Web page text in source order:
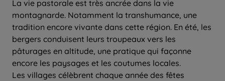
La vie pastorale est très ancrée dans la vie
montagnarde. Notamment la transhumance, une
tradition encore vivante dans cette région. En été, les
bergers conduisent leurs troupeaux vers les
pâturages en altitude, une pratique qui façonne
encore les paysages et les coutumes locales.
Les villages célèbrent chaque année des fêtes